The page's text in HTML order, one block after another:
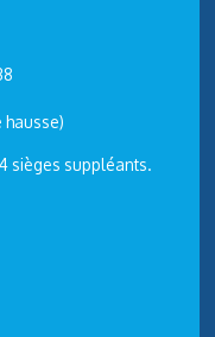
hausse)
sièges suppléants.